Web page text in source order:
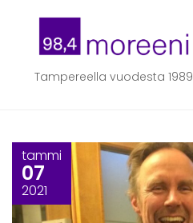
content
Tampereella vuodesta 1989
tammi
07
2021